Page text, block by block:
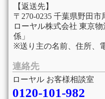
【返送先】
〒270-0235 千葉県野田市
ローヤル株式会社 東京
係」
※送り主の名前、住所、
連絡先
ローヤル お客様相談室
0120-101-982